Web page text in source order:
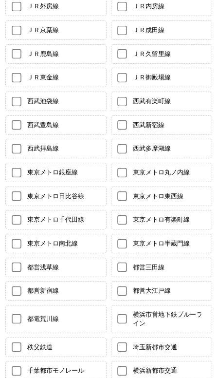
ＪＲ外房線 ＪＲ内房線
ＪＲ京葉線 ＪＲ成田線
ＪＲ鹿島線 ＪＲ久留里線
ＪＲ東金線 ＪＲ御殿場線
西武池袋線 西武有楽町線
西武豊島線 西武新宿線
西武拝島線 西武多摩湖線
東京メトロ銀座線 東京メトロ丸ノ内線
東京メトロ日比谷線 東京メトロ東西線
東京メトロ千代田線 東京メトロ有楽町線
東京メトロ南北線 東京メトロ半蔵門線
都営浅草線 都営三田線
都営新宿線 都営大江戸線
都電荒川線
横浜市営地下鉄ブルーラ
イン
秩父鉄道 埼玉新都市交通
千葉都市モノレール 横浜新都市交通